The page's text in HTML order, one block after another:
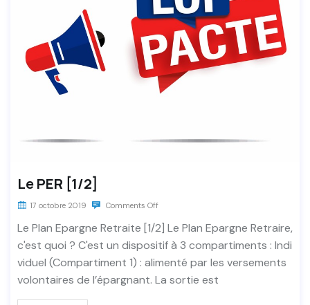
Le PER [1/2]
17 octobre 2019 Comments Off
Le Plan Epargne Retraite [1/2] Le Plan Epargne Retraire,
c'est quoi ? C'est un dispositif à 3 compartiments : Indi
viduel (Compartiment 1) : alimenté par les versements
volontaires de l’épargnant. La sortie est